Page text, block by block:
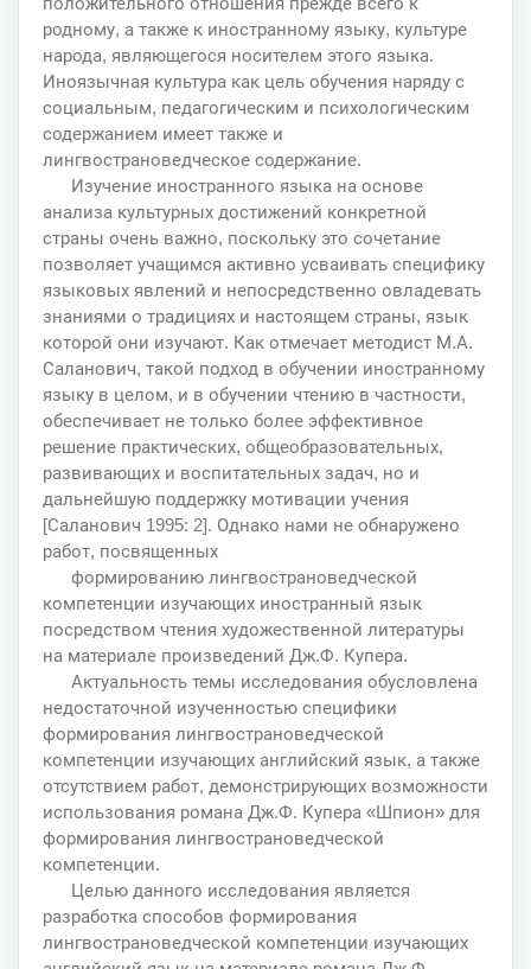
родному, а также к иностранному языку, культуре
народа, являющегося носителем этого языка.
Иноязычная культура как цель обучения наряду с
социальным, педагогическим и психологическим
содержанием имеет также и
лингвострановедческое содержание.
Изучение иностранного языка на основе
анализа культурных достижений конкретной
страны очень важно, поскольку это сочетание
позволяет учащимся активно усваивать специфику
языковых явлений и непосредственно овладевать
знаниями о традициях и настоящем страны, язык
которой они изучают. Как отмечает методист М.А.
Саланович, такой подход в обучении иностранному
языку в целом, и в обучении чтению в частности,
обеспечивает не только более эффективное
решение практических, общеобразовательных,
развивающих и воспитательных задач, но и
дальнейшую поддержку мотивации учения
[Саланович 1995: 2]. Однако нами не обнаружено
работ, посвященных
формированию лингвострановедческой
компетенции изучающих иностранный язык
посредством чтения художественной литературы
на материале произведений Дж.Ф. Купера.
Актуальность темы исследования обусловлена
недостаточной изученностью специфики
формирования лингвострановедческой
компетенции изучающих английский язык, а также
отсутствием работ, демонстрирующих возможности
использования романа Дж.Ф. Купера «Шпион» для
формирования лингвострановедческой
компетенции.
Целью данного исследования является
разработка способов формирования
лингвострановедческой компетенции изучающих